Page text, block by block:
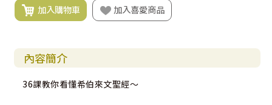
加入購物車 加入喜愛商品
內容簡介
36課教你看懂希伯來文聖經～